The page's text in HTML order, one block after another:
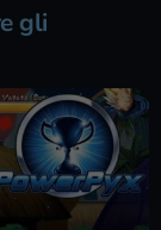
gli